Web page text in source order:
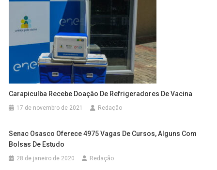
Carapicuíba Recebe Doação De Refrigeradores De Vacina
17 de novembro de 2021 Redação
Senac Osasco Oferece 4975 Vagas De Cursos, Alguns Com
Bolsas De Estudo
28 de janeiro de 2020 Redação